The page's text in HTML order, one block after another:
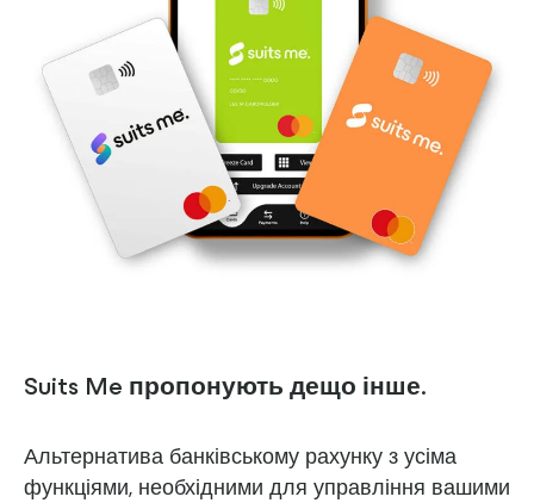
Suits Me пропонують дещо інше.
Альтернатива банківському рахунку з усіма
функціями, необхідними для управління вашими